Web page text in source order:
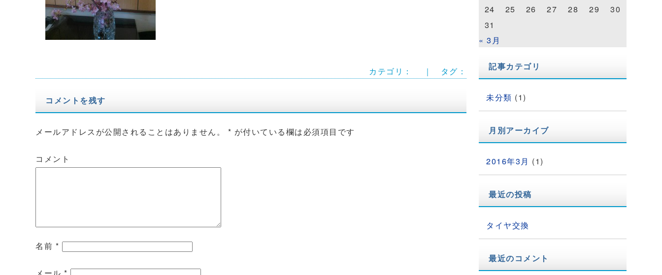
カテゴリ： ｜ タグ：
コメントを残す
メールアドレスが公開されることはありません。 * が付いている欄は必須項目です
コメント
名前 *
24
25 26 27 28 29
30
31
« 3月
記事カテゴリ
未分類 (1)
月別アーカイブ
2016年3月 (1)
最近の投稿
タイヤ交換
最近のコメント